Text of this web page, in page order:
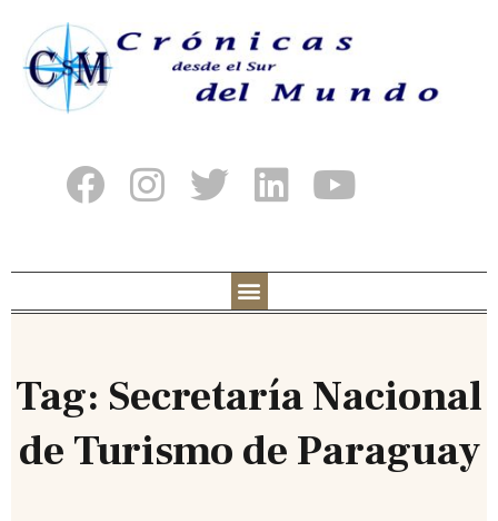
Tag: Secretaría Nacional
de Turismo de Paraguay